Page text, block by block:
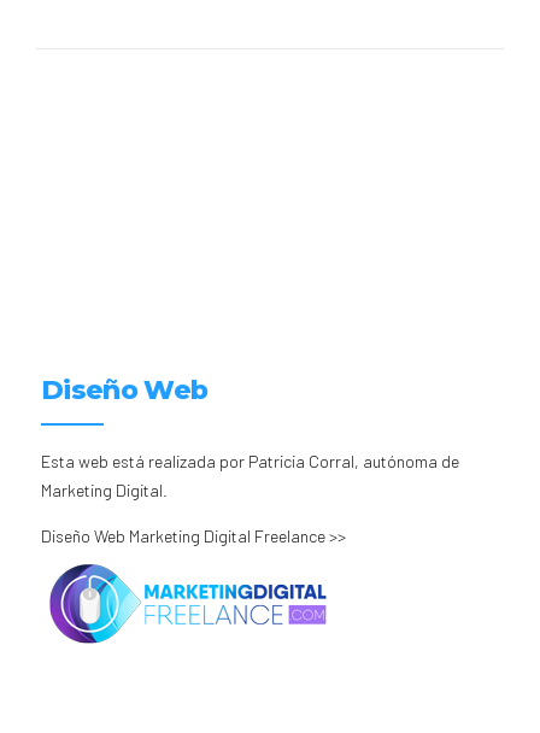
Diseño Web
Esta web está realizada por Patricia Corral, autónoma de
Marketing Digital.
Diseño Web Marketing Digital Freelance >>